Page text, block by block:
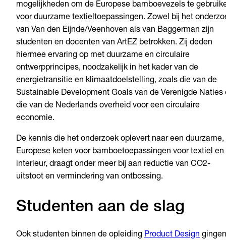
mogelijkheden om de Europese bamboevezels te
voor duurzame textieltoepassingen. Zowel bij het
van Van den Eijnde/Veenhoven als van Baggerman zijn
studenten en docenten van ArtEZ betrokken. Zij deden
hiermee ervaring op met duurzame en circulaire
ontwerpprincipes, noodzakelijk in het kader van de
energietransitie en klimaatdoelstelling, zoals die van de
Sustainable Development Goals van de Verenigde Naties
die van de Nederlands overheid voor een circulaire
economie.
De kennis die het onderzoek oplevert naar een duurzame,
Europese keten voor bamboetoepassingen voor textiel en
interieur, draagt onder meer bij aan reductie van CO2-
uitstoot en vermindering van ontbossing.
Studenten aan de slag
Ook studenten binnen de opleiding Product Design gingen